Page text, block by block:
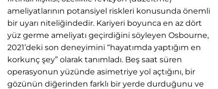
ameliyatlarının potansiyel riskleri konusunda önemli
bir uyarı niteliğindedir. Kariyeri boyunca en az dört
yüz germe ameliyatı geçirdiğini söyleyen Osbourne,
2021’deki son deneyimini “hayatımda yaptığım en
korkunç şey” olarak tanımladı. Beş saat süren
operasyonun yüzünde asimetriye yol açtığını, bir
gözünün diğerinden farklı bir yerde durduğunu ve